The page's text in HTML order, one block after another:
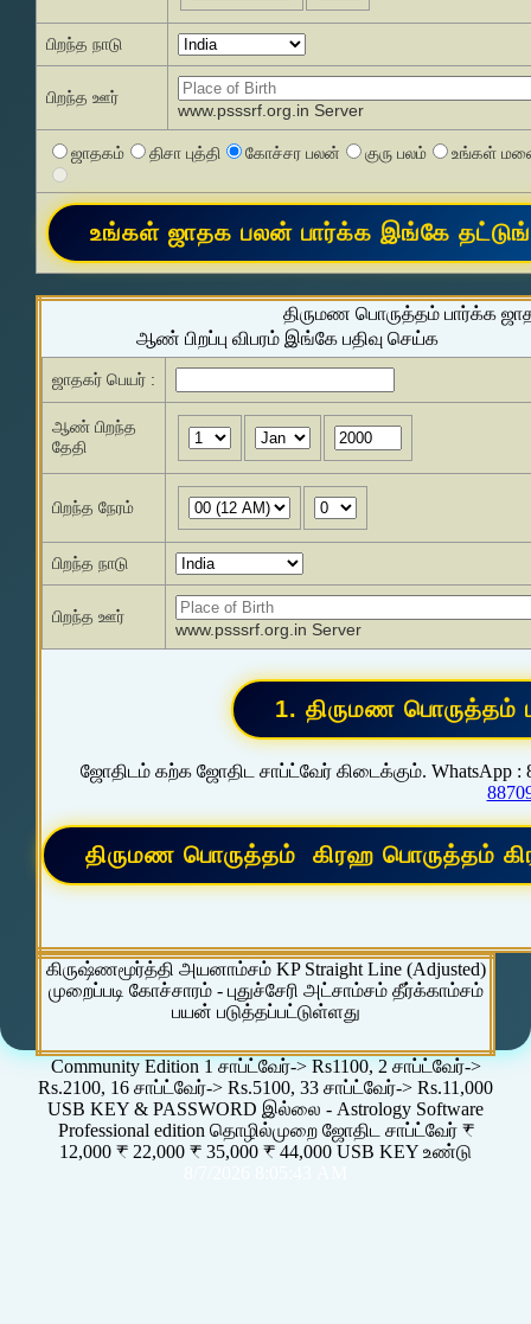
பிறந்த நாடு
பிறந்த ஊர்
www.psssrf.org.in Server
ஜாதகம் திசா புத்தி கோச்சர பலன் குரு பலம் உங்கள்
திருமண பொருத்தம் பார்க்க
ஆண் பிறப்பு விபரம் இங்கே பதிவு செய்க
ஜாதகர் பெயர் :
ஆண் பிறந்த
தேதி
பிறந்த நேரம்
பிறந்த நாடு
பிறந்த ஊர்
www.psssrf.org.in Server
ஜோதிடம் கற்க ஜோதிட சாப்ட்வேர் கிடைக்கும். WhatsApp :
கிருஷ்ணமூர்த்தி அயனாம்சம் KP Straight Line (Adjusted)
முறைப்படி கோச்சாரம் - புதுச்சேரி அட்சாம்சம் தீர்க்காம்சம்
பயன் படுத்தப்பட்டுள்ளது
Community Edition 1 சாப்ட்வேர்-> Rs1100, 2 சாப்ட்வேர்->
Rs.2100, 16 சாப்ட்வேர்-> Rs.5100, 33 சாப்ட்வேர்-> Rs.11,000
USB KEY & PASSWORD இல்லை - Astrology Software
Professional edition தொழில்முறை ஜோதிட சாப்ட்வேர் ₹
12,000 ₹ 22,000 ₹ 35,000 ₹ 44,000 USB KEY உண்டு